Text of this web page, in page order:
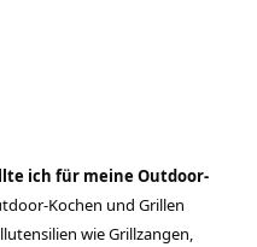
ich für meine Outdoor-
Kochen und Grillen
wie Grillzangen,